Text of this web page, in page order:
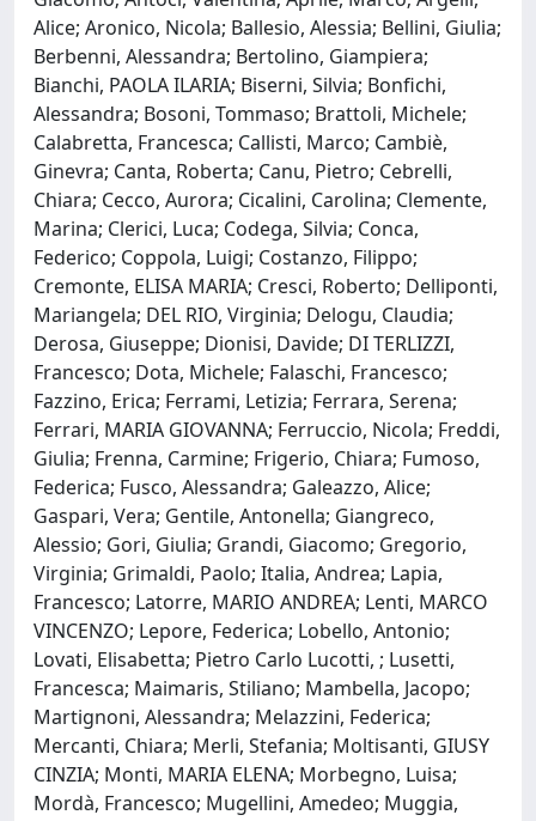
Alice; Aronico, Nicola; Ballesio, Alessia; Bellini, Giulia;
Berbenni, Alessandra; Bertolino, Giampiera;
Bianchi, PAOLA ILARIA; Biserni, Silvia; Bonfichi,
Alessandra; Bosoni, Tommaso; Brattoli, Michele;
Calabretta, Francesca; Callisti, Marco; Cambiè,
Ginevra; Canta, Roberta; Canu, Pietro; Cebrelli,
Chiara; Cecco, Aurora; Cicalini, Carolina; Clemente,
Marina; Clerici, Luca; Codega, Silvia; Conca,
Federico; Coppola, Luigi; Costanzo, Filippo;
Cremonte, ELISA MARIA; Cresci, Roberto; Delliponti,
Mariangela; DEL RIO, Virginia; Delogu, Claudia;
Derosa, Giuseppe; Dionisi, Davide; DI TERLIZZI,
Francesco; Dota, Michele; Falaschi, Francesco;
Fazzino, Erica; Ferrami, Letizia; Ferrara, Serena;
Ferrari, MARIA GIOVANNA; Ferruccio, Nicola; Freddi,
Giulia; Frenna, Carmine; Frigerio, Chiara; Fumoso,
Federica; Fusco, Alessandra; Galeazzo, Alice;
Gaspari, Vera; Gentile, Antonella; Giangreco,
Alessio; Gori, Giulia; Grandi, Giacomo; Gregorio,
Virginia; Grimaldi, Paolo; Italia, Andrea; Lapia,
Francesco; Latorre, MARIO ANDREA; Lenti, MARCO
VINCENZO; Lepore, Federica; Lobello, Antonio;
Lovati, Elisabetta; Pietro Carlo Lucotti, ; Lusetti,
Francesca; Maimaris, Stiliano; Mambella, Jacopo;
Martignoni, Alessandra; Melazzini, Federica;
Mercanti, Chiara; Merli, Stefania; Moltisanti, GIUSY
CINZIA; Monti, MARIA ELENA; Morbegno, Luisa;
Mordà, Francesco; Mugellini, Amedeo; Muggia,